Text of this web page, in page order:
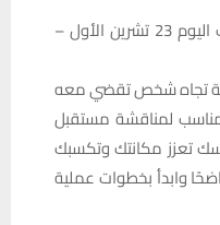
حظك اليوم وتوقعات برج العقرب اليوم 23 تشرين الأول –
تجاه شخص تقضي معه
لمناقشة مستقبل
تعزز مكانتك وتكسبك
وابدأ بخطوات عملية